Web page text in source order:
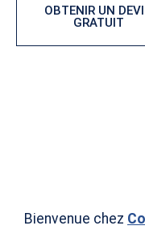
OBTENIR UN
GRATUIT
Bienvenue chez